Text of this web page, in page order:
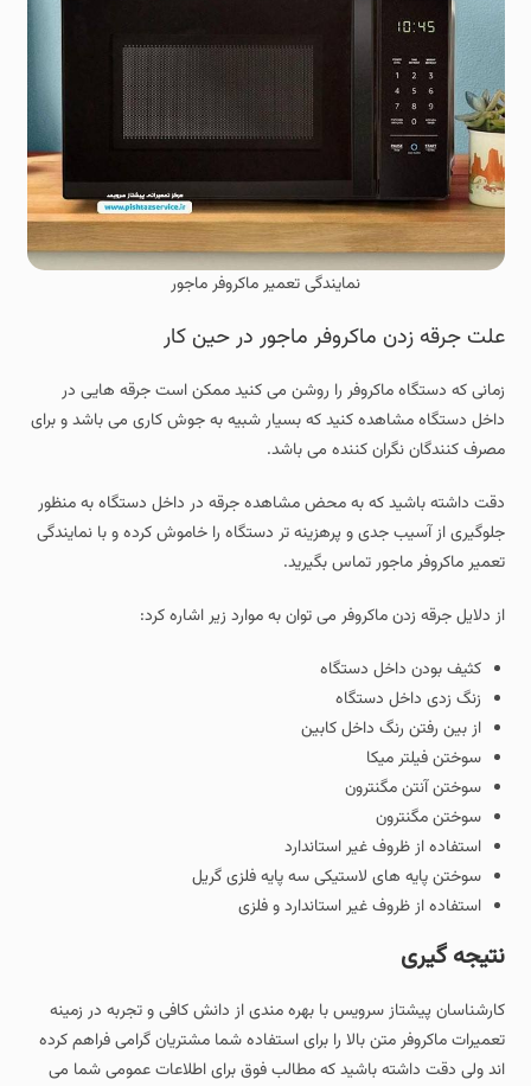
نمایندگی تعمیر ماکروفر ماجور
علت جرقه زدن ماکروفر ماجور در حین کار
زمانی که دستگاه ماکروفر را روشن می کنید ممکن است جرقه هایی در
داخل دستگاه مشاهده کنید که بسیار شبیه به جوش کاری می باشد و برای
مصرف کنندگان نگران کننده می باشد.
دقت داشته باشید که به محض مشاهده جرقه در داخل دستگاه به منظور
جلوگیری از آسیب جدی و پرهزینه تر دستگاه را خاموش کرده و با نمایندگی
تعمیر ماکروفر ماجور تماس بگیرید.
از دلایل جرقه زدن ماکروفر می توان به موارد زیر اشاره کرد:
کثیف بودن داخل دستگاه
زنگ زدی داخل دستگاه
از بین رفتن رنگ داخل کابین
سوختن فیلتر میکا
سوختن آنتن مگنترون
سوختن مگنترون
استفاده از ظروف غیر استاندارد
سوختن پایه های لاستیکی سه پایه فلزی گریل
استفاده از ظروف غیر استاندارد و فلزی
نتیجه گیری
کارشناسان پیشتاز سرویس با بهره مندی از دانش کافی و تجربه در زمینه
تعمیرات ماکروفر متن بالا را برای استفاده شما مشتریان گرامی فراهم کرده
اند ولی دقت داشته باشید که مطالب فوق برای اطلاعات عمومی شما می